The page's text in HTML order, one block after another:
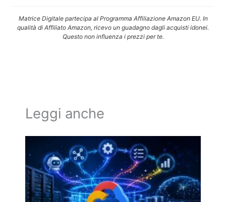
Matrice Digitale partecipa al Programma Affiliazione Amazon EU. In
qualità di Affiliato Amazon, ricevo un guadagno dagli acquisti idonei.
Questo non influenza i prezzi per te.
Leggi anche